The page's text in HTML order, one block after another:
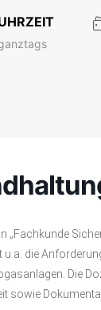
„Fachkunde
die
Die
sowie